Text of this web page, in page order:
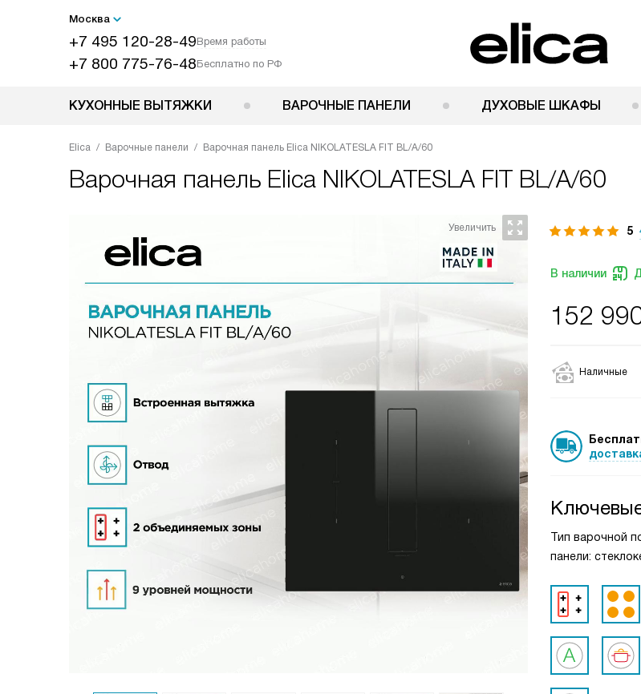
Москва
+7 495 120-28-49Время работы
+7 800 775-76-48Бесплатно по РФ
КУХОННЫЕ ВЫТЯЖКИ ВАРОЧНЫЕ ПАНЕЛИ ДУХОВЫЕ ШКАФЫ
Elica Варочные панели Варочная панель Elica NIKOLATESLA FIT BL/A/60
Варочная панель Elica NIKOLATESLA FIT BL/A/60
5
В наличии
152
Наличные
Тип варочной
панели: